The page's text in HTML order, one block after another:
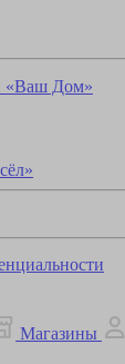
«Ваш Дом»
Магазины